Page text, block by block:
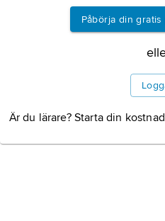
Påbörja din
Är du lärare? Starta din